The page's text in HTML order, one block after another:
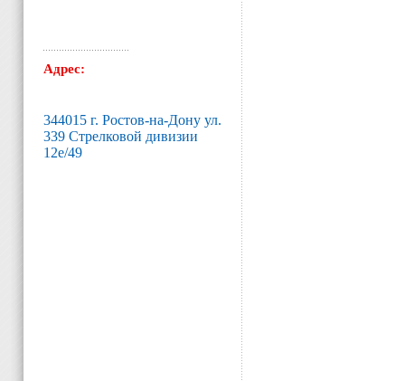
Адрес:
344015 г. Ростов-на-Дону ул.
339 Стрелковой дивизии
12е/49